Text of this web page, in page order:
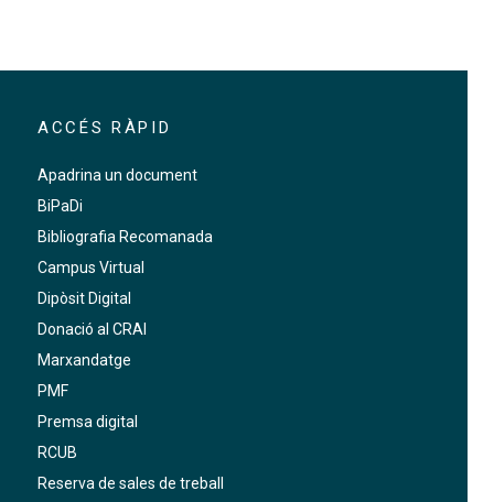
ACCÉS RÀPID
Apadrina un document
BiPaDi
Bibliografia Recomanada
Campus Virtual
Dipòsit Digital
Donació al CRAI
Marxandatge
PMF
Premsa digital
RCUB
Reserva de sales de treball